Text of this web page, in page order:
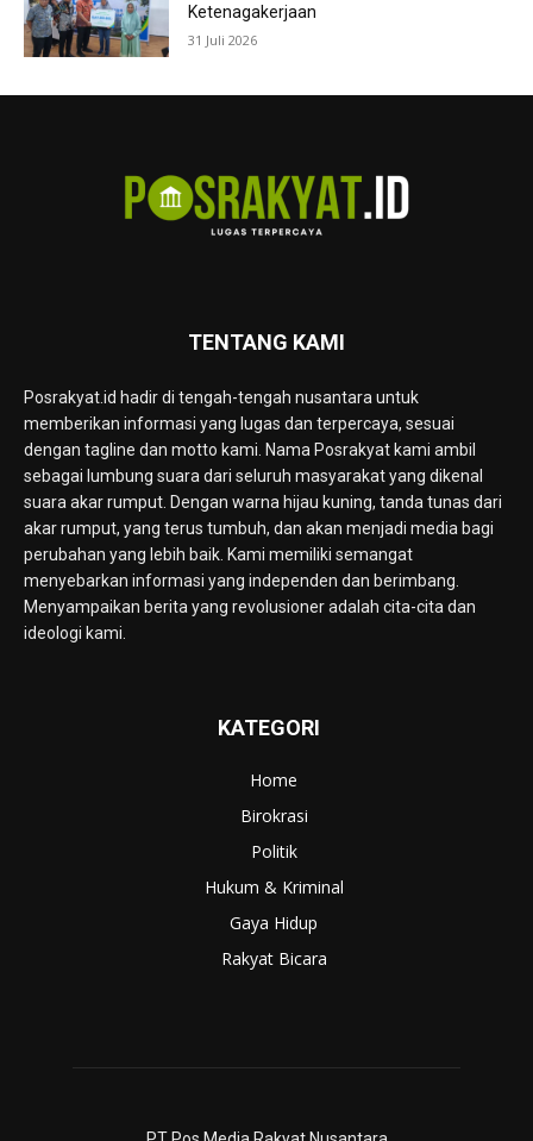
Ketenagakerjaan
31 Juli 2026
TENTANG KAMI
Posrakyat.id hadir di tengah-tengah nusantara untuk
memberikan informasi yang lugas dan terpercaya, sesuai
dengan tagline dan motto kami. Nama Posrakyat kami ambil
sebagai lumbung suara dari seluruh masyarakat yang dikenal
suara akar rumput. Dengan warna hijau kuning, tanda tunas dari
akar rumput, yang terus tumbuh, dan akan menjadi media bagi
perubahan yang lebih baik. Kami memiliki semangat
menyebarkan informasi yang independen dan berimbang.
Menyampaikan berita yang revolusioner adalah cita-cita dan
ideologi kami.
KATEGORI
Home
Birokrasi
Politik
Hukum & Kriminal
Gaya Hidup
Rakyat Bicara